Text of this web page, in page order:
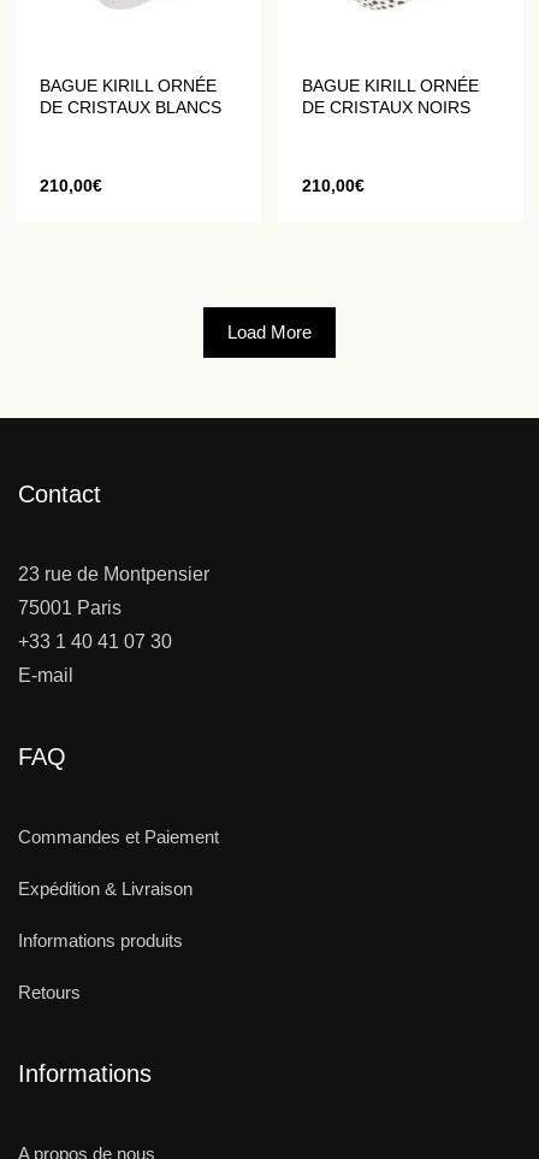
BAGUE KIRILL ORNÉE
DE CRISTAUX BLANCS
210,00€
BAGUE KIRILL ORNÉE
DE CRISTAUX NOIRS
210,00€
Load More
Contact
23 rue de Montpensier
75001 Paris
+33 1 40 41 07 30
E-mail
FAQ
Commandes et Paiement
Expédition & Livraison
Informations produits
Retours
Informations
A propos de nous